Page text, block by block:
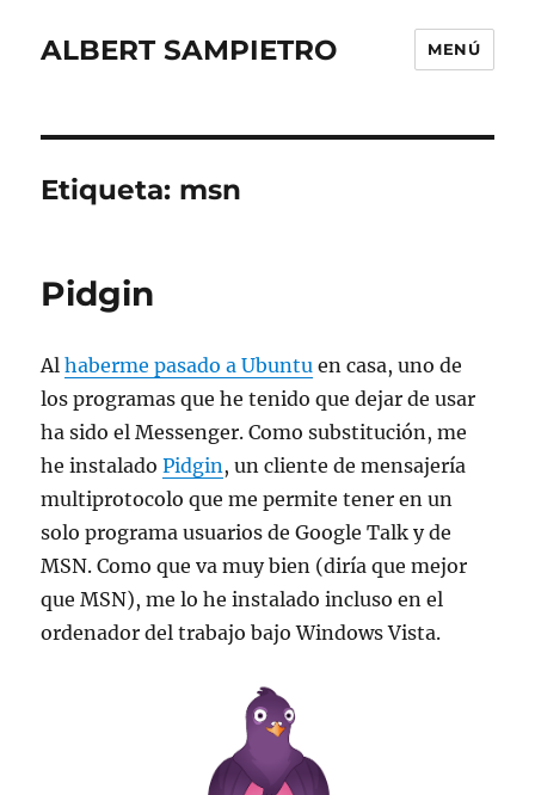
ALBERT SAMPIETRO MENÚ
Etiqueta: msn
Pidgin
Alhaberme pasado a Ubuntu en casa, uno de
los programas que he tenido que dejar de usar
ha sido el Messenger. Como substitución, me
he instaladoPidgin, un cliente de mensajería
multiprotocolo que me permite tener en un
solo programa usuarios de Google Talk y de
MSN. Como que va muy bien (diría que mejor
que MSN), me lo he instalado incluso en el
ordenador del trabajo bajo Windows Vista.